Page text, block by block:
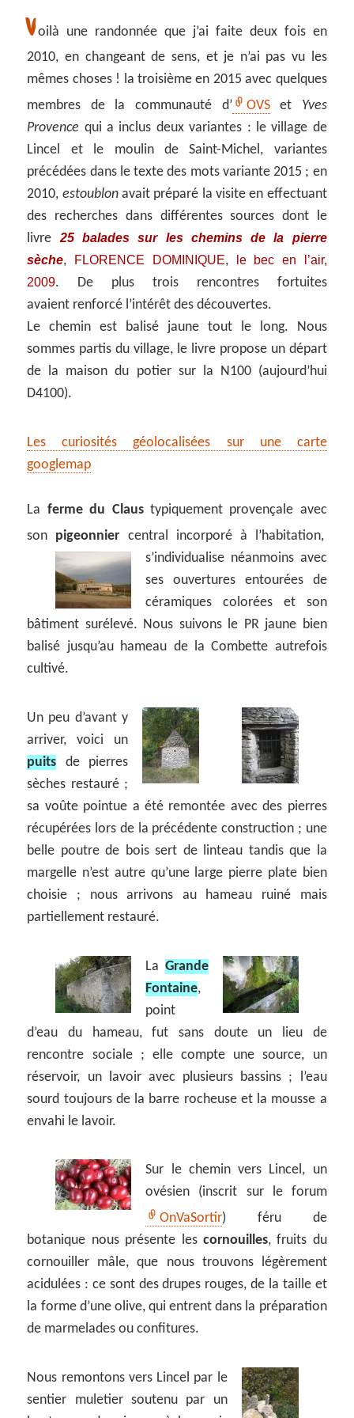
Voilà une randonnée que j’ai faite deux fois en
2010, en changeant de sens, et je n’ai pas vu les
mêmes choses ! la troisième en 2015 avec quelques
membres de la communauté d’
OVSet Yves
Provence qui a inclus deux variantes : le village de
Lincel et le moulin de Saint-Michel, variantes
précédées dans le texte des mots variante 2015 ; en
2010, estoublonavait préparé la visite en effectuant
des recherches dans différentes sources dont le
livre25 balades sur les chemins de la pierre
sèche, FLORENCE DOMINIQUE,
le bec en l’air,
2009. De plus trois rencontres fortuites
avaient renforcé l’intérêt des découvertes.
Le chemin est balisé jaune tout le long. Nous
sommes partis du village, le livre propose un départ
de la maison du potier sur la N100 (aujourd’hui
D4100).
Les curiosités géolocalisées sur une carte
googlemap
La ferme du Claustypiquement provençale avec
son pigeonnier central incorporé à l’habitation,
s’individualise néanmoins avec
ses ouvertures entourées de
céramiques colorées et son
bâtiment surélevé. Nous suivons le PR jaune bien
balisé jusqu’au hameau de la Combette autrefois
cultivé.
Un peu d’avant y
arriver, voici un
puits de pierres
sèches restauré ;
sa voûte pointue a été remontée avec des pierres
récupérées lors de la précédente construction ; une
belle poutre de bois sert de linteau tandis que la
margelle n’est autre qu’une large pierre plate bien
choisie ; nous arrivons au hameau ruiné mais
partiellement restauré.
La Grande
Fontaine,
point
d’eau du hameau, fut sans doute un lieu de
rencontre sociale ; elle compte une source, un
réservoir, un lavoir avec plusieurs bassins ; l’eau
sourd toujours de la barre rocheuse et la mousse a
envahi le lavoir.
Sur le chemin vers Lincel, un
ovésien (inscrit sur le forum
OnVaSortir) féru de
botanique nous présente les cornouilles, fruits du
cornouiller mâle, que nous trouvons légèrement
acidulées : ce sont des drupes rouges, de la taille et
la forme d’une olive, qui entrent dans la préparation
de marmelades ou confitures.
Nous remontons vers Lincel par le
sentier muletier soutenu par un